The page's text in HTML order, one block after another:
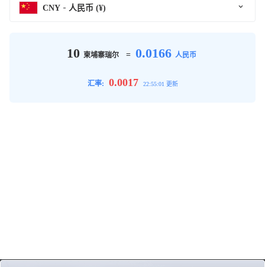
CNY 人民币 (¥)
10 柬埔寨瑞尔 = 0.0166 人民币
汇率: 0.0017 22:55:01 更新